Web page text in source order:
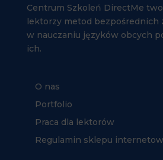
Centrum Szkoleń DirectMe
lektorzy metod bezpośrednich
w nauczaniu języków obcych
ich.
O nas
Portfolio
Praca dla lektorów
Regulamin sklepu